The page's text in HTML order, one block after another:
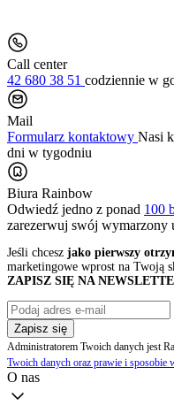
Call center
42 680 38 51 codziennie w
Mail
Formularz kontaktowy Nasi
dni w tygodniu
Biura Rainbow
Odwiedź jedno z ponad 100
zarezerwuj swój wymarzony
Jeśli chcesz jako pierwszy
marketingowe wprost na Twoją
ZAPISZ SIĘ NA
Zapisz się
Administratorem Twoich danych jest
Twoich danych oraz prawie i sposobie
O nas